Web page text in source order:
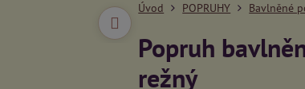
Úvod POPRUHY Bavlněné
Popruh
režný